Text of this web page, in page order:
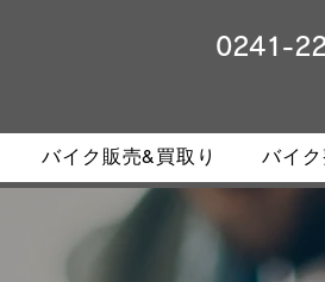
0241-
バイク販売&買取り バイ